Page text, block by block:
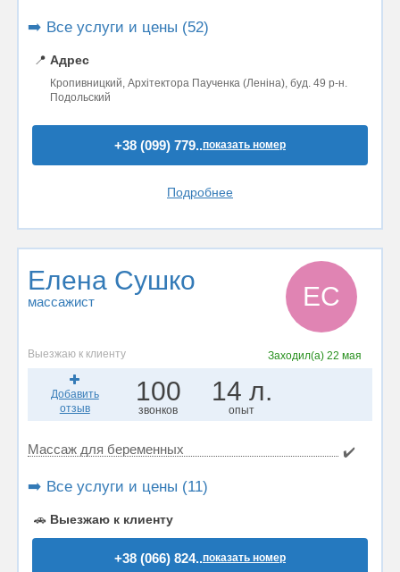
➡️ Все услуги и цены (52)
📍 Адрес
Кропивницкий, Архітектора Паученка (Леніна), буд. 49 р-н.
Подольский
+38 (099) 779..показать номер
Подробнее
Елена Сушко
массажист ЕС
Выезжаю к клиенту Заходил(а)22 мая
Добавить
отзыв
100
звонков
14 л.
опыт
Массаж для беременных ✔️
➡️ Все услуги и цены (11)
🚗 Выезжаю к клиенту
+38 (066) 824..показать номер